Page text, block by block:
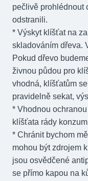
pečlivě prohlédnout
odstranili.
* Výskyt klíšťat na
skladováním dřeva.
Pokud dřevo
živnou půdou pro
vhodná, klíšťatům
pravidelně sekat,
* Vhodnou
klíšťata rády
* Chránit bychom
mohou být zdrojem
jsou osvědčené
se přímo kapou na